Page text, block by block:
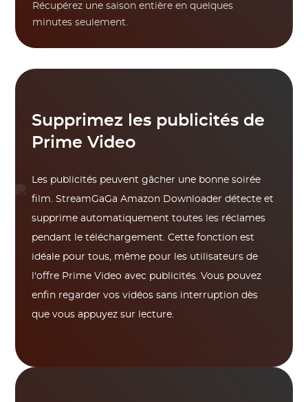
Récupérez une saison entière en quelques
minutes seulement.
Supprimez les publicités de
Prime Video
Les publicités peuvent gâcher une bonne soirée
film. StreamGaGa Amazon Downloader détecte et
supprime automatiquement toutes les réclames
pendant le téléchargement. Cette fonction est
idéale pour tous, même pour les utilisateurs de
l'offre Prime Video avec publicités. Vous pouvez
enfin regarder vos vidéos sans interruption dès
que vous appuyez sur lecture.